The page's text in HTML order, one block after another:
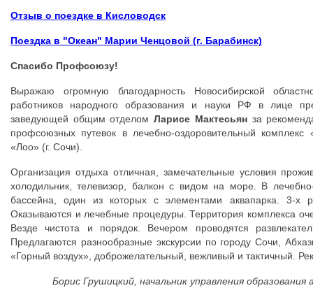
Отзыв о поездке в Кисловодск
Поездка в "Океан" Марии Ченцовой (г. Барабинск)
Спасибо Профсоюзу!
Выражаю огромную благодарность Новосибирской
работников народного образования и науки РФ в лице
заведующей общим отделомЛарисе Мактесьянза
профсоюзных путевок в лечебно-оздоровительный
«Лоо» (г. Сочи).
Организация отдыха отличная, замечательные условия
холодильник, телевизор, балкон с видом на море. В
бассейна, один из которых с элементами аквапарка. 3-х
Оказываются и лечебные процедуры. Территория комплекса
Везде чистота и порядок. Вечером проводятся
Предлагаются разнообразные экскурсии по городу Сочи,
«Горный воздух», доброжелательный, вежливый и тактичный.
Борис Грушицкий, начальник управления